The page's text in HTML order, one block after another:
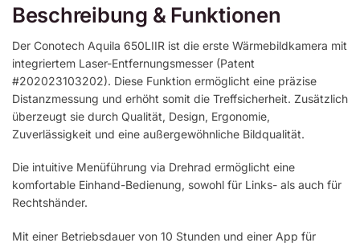
Beschreibung & Funktionen
Der Conotech Aquila 650LIIR ist die erste Wärmebildkamera mit
integriertem Laser-Entfernungsmesser (Patent
#202023103202). Diese Funktion ermöglicht eine präzise
Distanzmessung und erhöht somit die Treffsicherheit. Zusätzlich
überzeugt sie durch Qualität, Design, Ergonomie,
Zuverlässigkeit und eine außergewöhnliche Bildqualität.
Die intuitive Menüführung via Drehrad ermöglicht eine
komfortable Einhand-Bedienung, sowohl für Links- als auch für
Rechtshänder.
Mit einer Betriebsdauer von 10 Stunden und einer App für